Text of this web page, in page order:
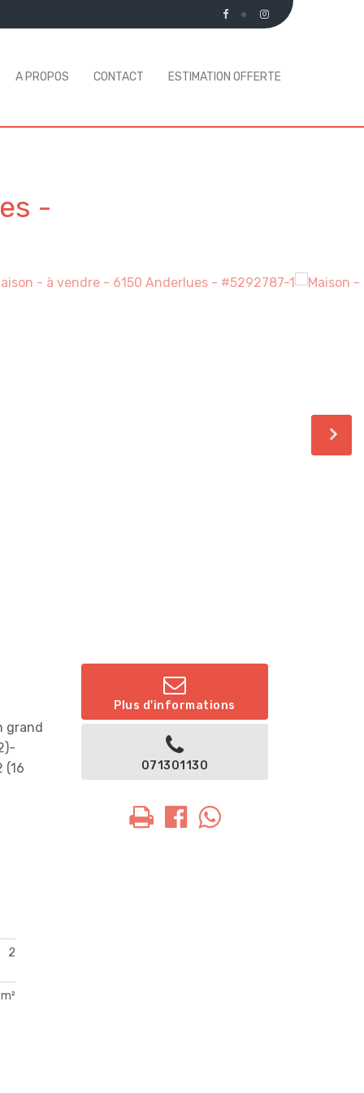
A PROPOS CONTACT ESTIMATION OFFERTE
-
grand
(16
2
Plus d'informations
071301130